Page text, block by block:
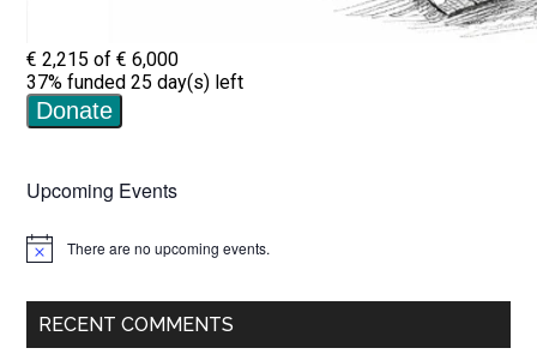
Upcoming Events
Notice There are no upcoming events.
RECENT COMMENTS